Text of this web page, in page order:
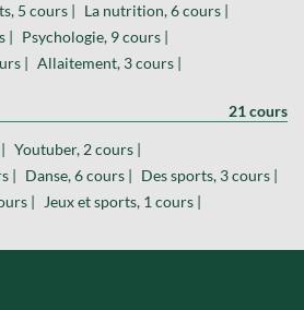
5 cours |
La nutrition, 6 cours |
Psychologie, 9 cours |
|
Allaitement, 3 cours |
21 cours
Youtuber, 2 cours |
|
Danse, 6 cours |
Des sports, 3 cours |
|
Jeux et sports, 1 cours |